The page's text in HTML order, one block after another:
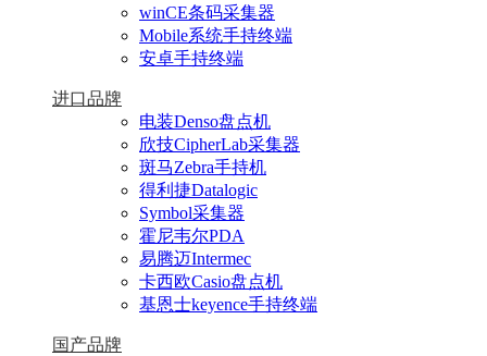
winCE条码采集器
Mobile系统手持终端
安卓手持终端
进口品牌
电装Denso盘点机
欣技CipherLab采集器
斑马Zebra手持机
得利捷Datalogic
Symbol采集器
霍尼韦尔PDA
易腾迈Intermec
卡西欧Casio盘点机
基恩士keyence手持终端
国产品牌